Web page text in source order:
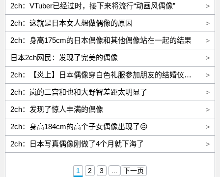
>
2ch：VTuber已经过时，接下来将流行“动画风偶像”
>
2ch：这就是日本女人想做偶像的原因
>
2ch：身高175cm的日本偶像和其他偶像站在一起的结果
>
日本2ch网民：发现了完美的偶像
>
2ch：【炎上】日本偶像穿白色礼服参加朋友的结婚仪式→被骂「违反礼仪」「没有常识」
>
2ch：岚的二宫和也和大野智差距太明显了
>
2ch：发现了惊人丰满的偶像
>
2ch：身高184cm的高个子女偶像出现了😣
>
2ch：日本写真偶像刚做了4个月就下海了
1 2 3 下一页